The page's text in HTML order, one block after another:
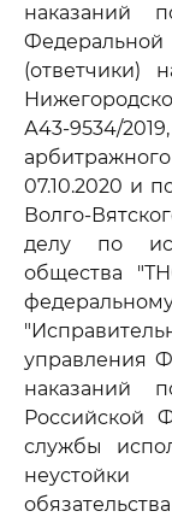
наказаний
(ответчики)
А43-9534/
07.10.2020 и
Волго-
делу по
общества
управления
наказаний
Российской
службы
неустойки